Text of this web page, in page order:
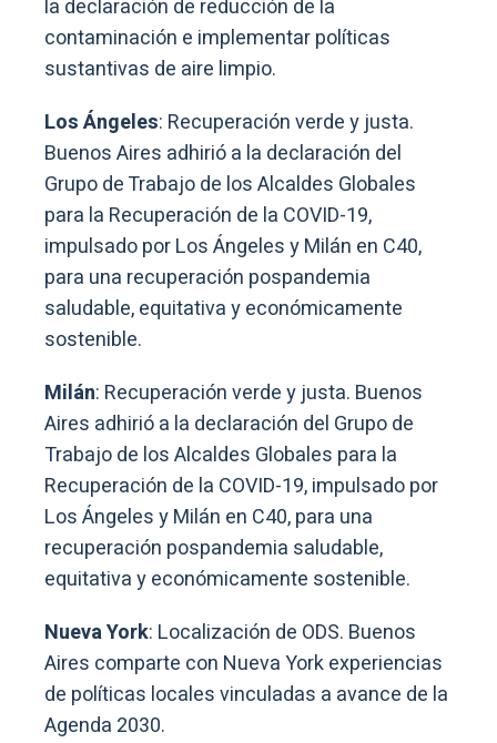
la declaración de reducción de la
contaminación e implementar políticas
sustantivas de aire limpio.
Los Ángeles: Recuperación verde y justa.
Buenos Aires adhirió a la declaración del
Grupo de Trabajo de los Alcaldes Globales
para la Recuperación de la COVID-19,
impulsado por Los Ángeles y Milán en C40,
para una recuperación pospandemia
saludable, equitativa y económicamente
sostenible.
Milán: Recuperación verde y justa. Buenos
Aires adhirió a la declaración del Grupo de
Trabajo de los Alcaldes Globales para la
Recuperación de la COVID-19, impulsado por
Los Ángeles y Milán en C40, para una
recuperación pospandemia saludable,
equitativa y económicamente sostenible.
Nueva York: Localización de ODS. Buenos
Aires comparte con Nueva York experiencias
de políticas locales vinculadas a avance de la
Agenda 2030.